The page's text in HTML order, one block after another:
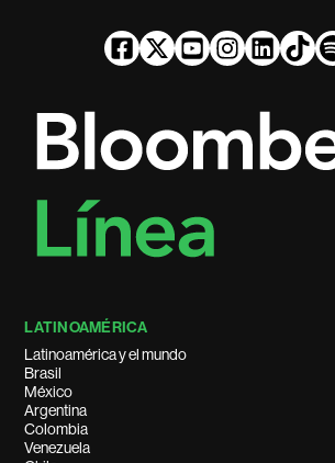
LATINOAMÉRICA
Latinoamérica y el mundo
Brasil
México
Argentina
Colombia
Venezuela